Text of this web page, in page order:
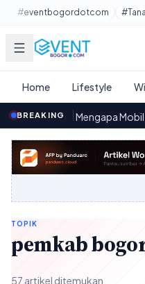
Lewati ke konten utama
#eventbogordotcom
Home Lifestyle
BREAKING
2014: Mengapa Mobil Ini
TOPIK
pemkab
57 artikel ditemukan